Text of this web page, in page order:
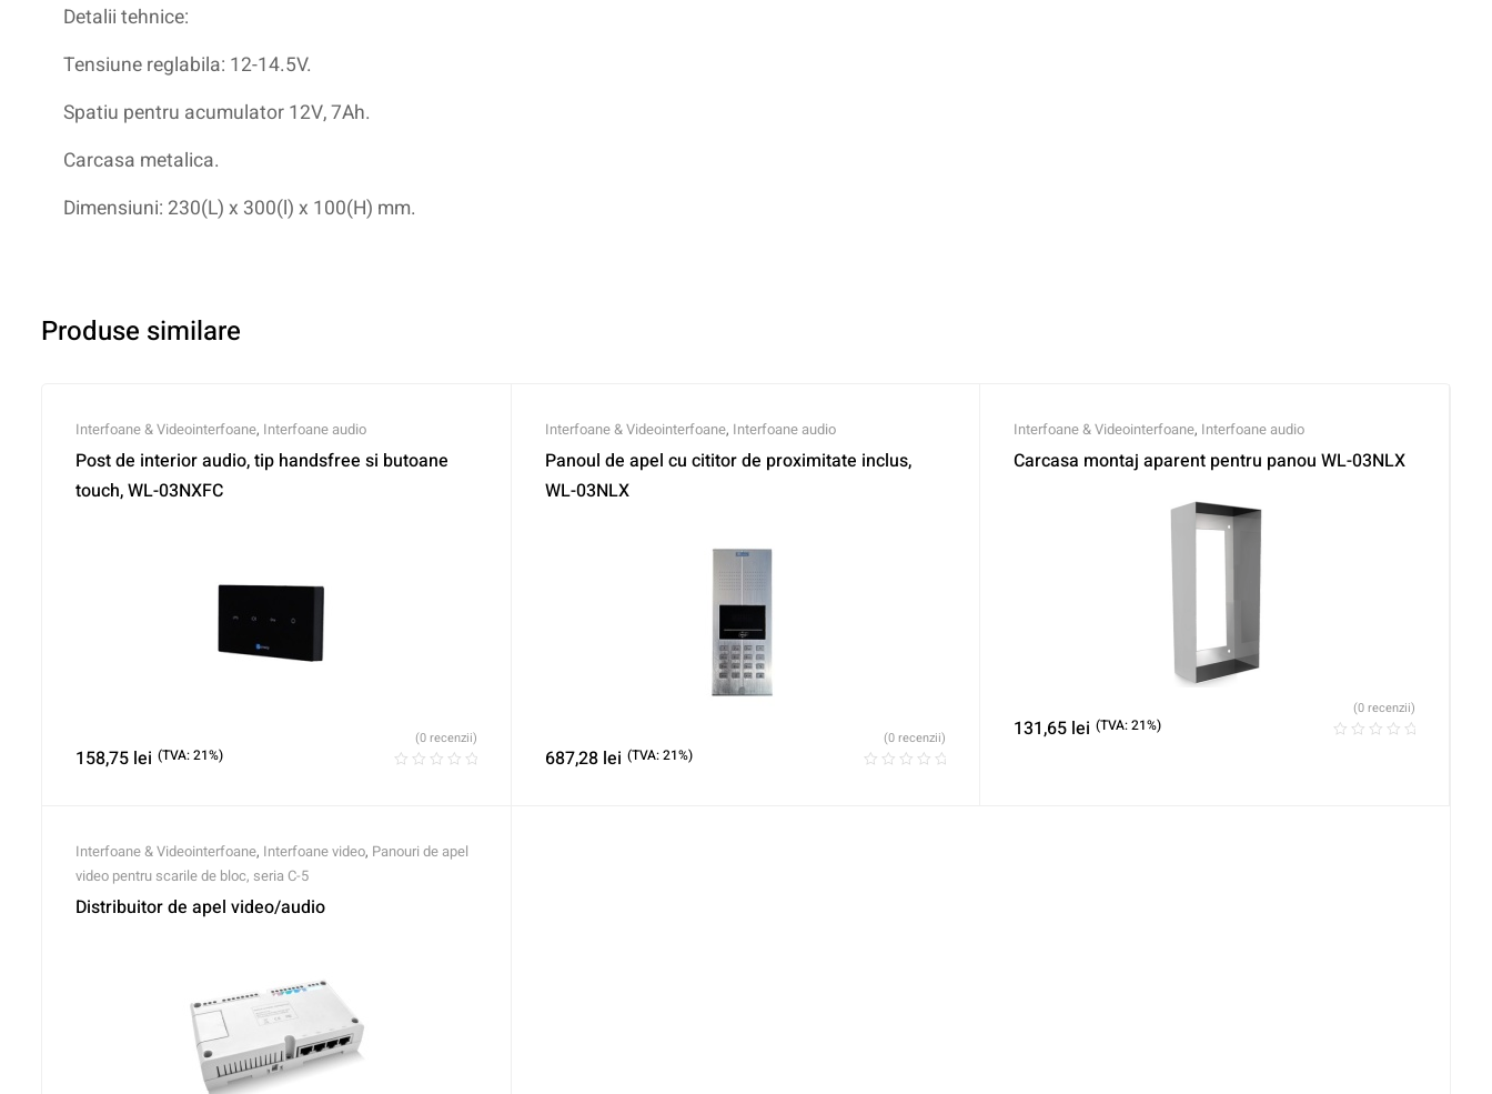
Detalii tehnice:
Tensiune reglabila: 12-14.5V.
Spatiu pentru acumulator 12V, 7Ah.
Carcasa metalica.
Dimensiuni: 230(L) x 300(l) x 100(H) mm.
Produse similare
Interfoane & Videointerfoane, Interfoane audio
Post de interior audio, tip handsfree si butoane
touch, WL-03NXFC
158,75 lei (TVA: 21%)
(0 recenzii)
Interfoane & Videointerfoane, Interfoane audio
Panoul de apel cu cititor de proximitate inclus,
WL-03NLX
687,28 lei (TVA: 21%)
(0 recenzii)
Interfoane & Videointerfoane, Interfoane audio
Carcasa montaj aparent pentru panou WL-03NLX
131,65 lei (TVA: 21%)
(0 recenzii)
Interfoane & Videointerfoane, Interfoane video, Panouri de apel
video pentru scarile de bloc, seria C-5
Distribuitor de apel video/audio